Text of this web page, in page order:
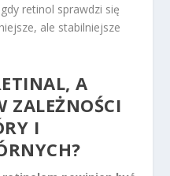
retinol sprawdzi się
ale stabilniejsze
A
ZALEŻNOŚCI
I